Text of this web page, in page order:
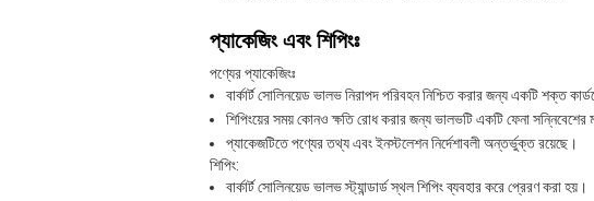
প্যাকেজিং এবং শিপিংঃ
পণ্যের প্যাকেজিংঃ
বার্কার্ট সোলিনয়েড ভালভ নিরাপদ পরিবহন নিশ্চিত করার জন্য একটি শক্ত
শিপিংয়ের সময় কোনও ক্ষতি রোধ করার জন্য ভালভটি একটি ফেনা সন্নিবেশের
প্যাকেজটিতে পণ্যের তথ্য এবং ইনস্টলেশন নির্দেশাবলী অন্তর্ভুক্ত রয়েছে।
শিপিং:
বার্কার্ট সোলিনয়েড ভালভ স্ট্যান্ডার্ড স্থল শিপিং ব্যবহার করে প্রেরণ করা হয়।